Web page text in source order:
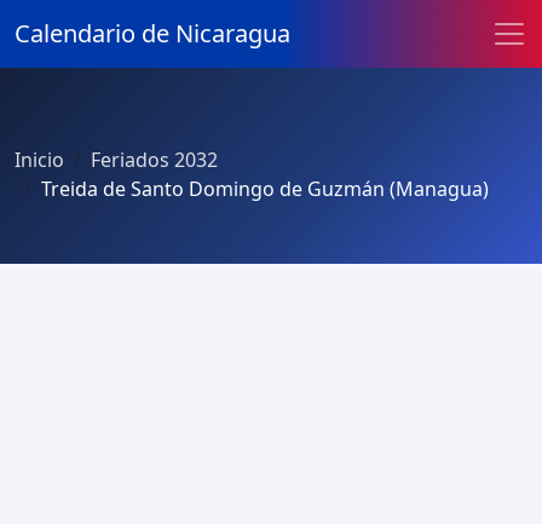
Calendario de Nicaragua
Inicio
Feriados 2032
Treida de Santo Domingo de Guzmán (Managua)